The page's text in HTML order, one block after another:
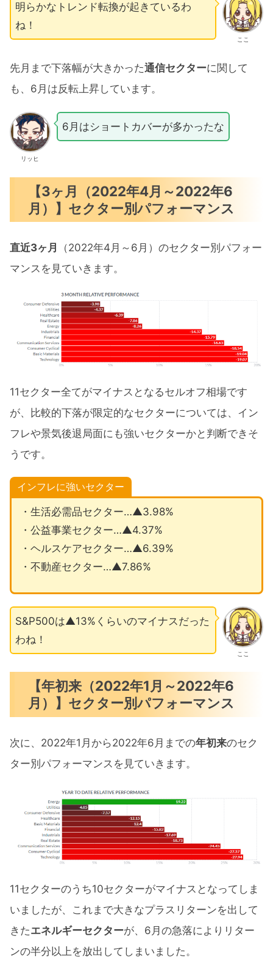
ここ
明らかなトレンド転換が起きているわ
ね！
先月まで下落幅が大きかった通信セクターに関して
も、6月は反転上昇しています。
リッヒ
6月はショートカバーが多かったな
【3ヶ月（2022年4月～2022年6
月）】セクター別パフォーマンス
直近3ヶ月
（2022年4月～6月）のセクター別パフォー
マンスを見ていきます。
11セクター全てがマイナスとなるセルオフ相場です
が、比較的下落が限定的なセクターについては、イン
フレや景気後退局面にも強いセクターかと判断できそ
うです。
インフレに強いセクター
・生活必需品セクター…▲3.98%
・公益事業セクター…▲4.37%
・ヘルスケアセクター…▲6.39%
・不動産セクター…▲7.86%
ここ
S&P500は▲13%くらいのマイナスだった
わね！
【年初来（2022年1月～2022年6
月）】セクター別パフォーマンス
次に、2022年1月から2022年6月までの年初来のセク
ター別パフォーマンスを見ていきます。
11セクターのうち10セクターがマイナスとなってしま
いましたが、これまで大きなプラスリターンを出して
きたエネルギーセクターが、6月の急落によりリター
ンの半分以上を放出してしまいました。